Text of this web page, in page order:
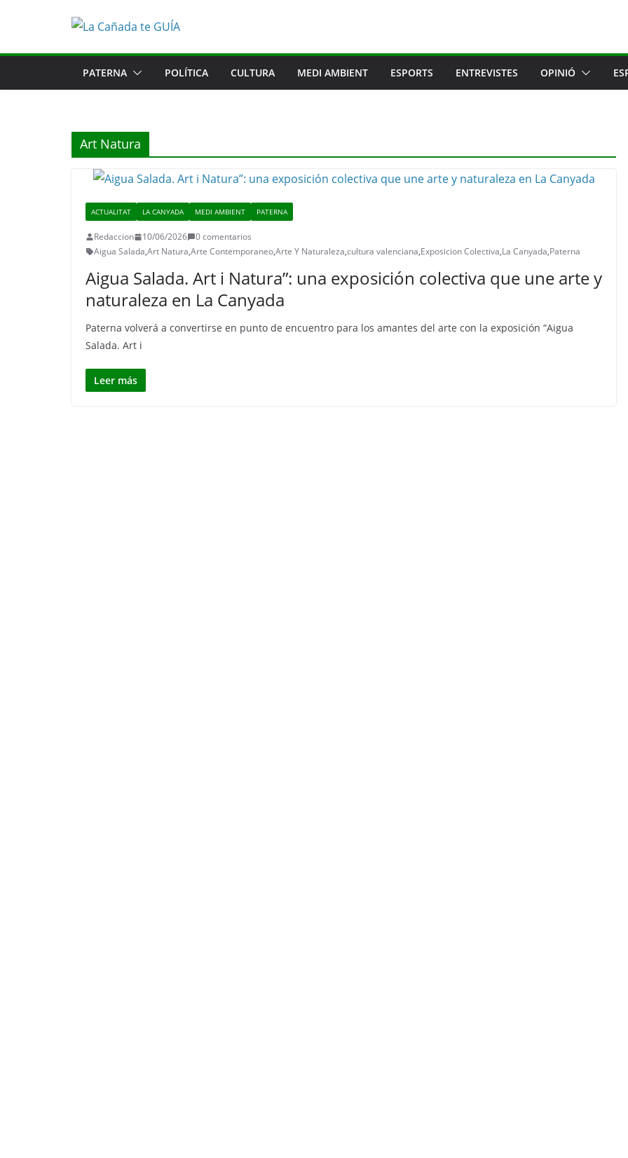
PATERNA POLÍTICA CULTURA MEDI AMBIENT ESPORTS ENTREVISTES OPINIÓ
Art Natura
ACTUALITAT LA CANYADA MEDI AMBIENT PATERNA
Redaccion 10/06/2026
0 comentarios
Aigua Salada,Art Natura,Arte Contemporaneo,Arte Y Naturaleza,cultura valenciana,Exposicion Colectiva,La Canyada,Paterna
Aigua Salada. Art i Natura”: una exposición colectiva que une arte y
naturaleza en La Canyada
Paterna volverá a convertirse en punto de encuentro para los amantes del arte con la exposición “Aigua
Salada. Art i
Leer más